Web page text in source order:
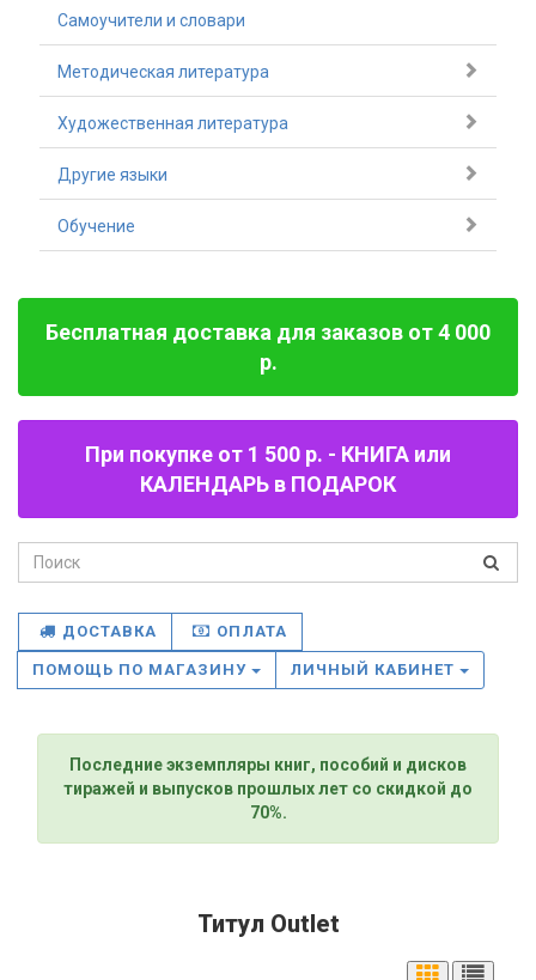
Самоучители и словари
Методическая литература
Художественная литература
Другие языки
Обучение
Бесплатная доставка для заказов от 4 000
р.
При покупке от 1 500 р. - КНИГА или
КАЛЕНДАРЬ в ПОДАРОК
ДОСТАВКА ОПЛАТА
ПОМОЩЬ ПО МАГАЗИНУ ЛИЧНЫЙ КАБИНЕТ
Последние экземпляры книг, пособий и дисков
тиражей и выпусков прошлых лет со скидкой до
70%.
Титул Outlet